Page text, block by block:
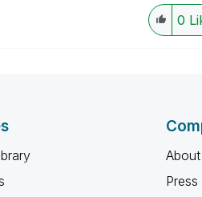
0
Press